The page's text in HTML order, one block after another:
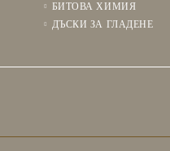
БИТОВА ХИМИЯ
ДЪСКИ ЗА ГЛАДЕНЕ